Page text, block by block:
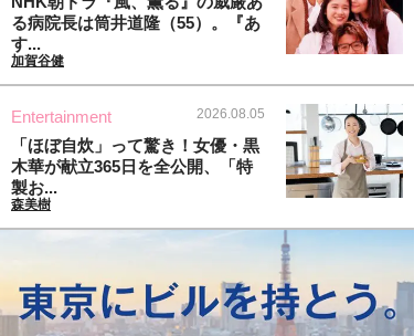
る病院長は筒井道隆（55）。『あ
す...
加賀谷健
Entertainment 2026.08.05
「ほぼ自炊」って驚き！女優・黒
木華が献立365日を全公開、「特
製お...
森美樹